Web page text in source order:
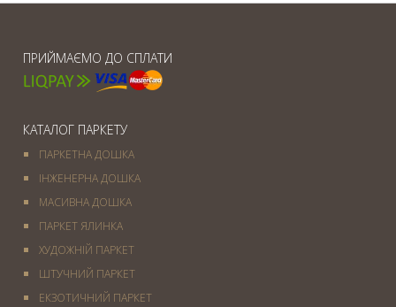
ПРИЙМАЄМО ДО СПЛАТИ
КАТАЛОГ ПАРКЕТУ
ПАРКЕТНА ДОШКА
ІНЖЕНЕРНА ДОШКА
МАСИВНА ДОШКА
ПАРКЕТ ЯЛИНКА
ХУДОЖНІЙ ПАРКЕТ
ШТУЧНИЙ ПАРКЕТ
ЕКЗОТИЧНИЙ ПАРКЕТ